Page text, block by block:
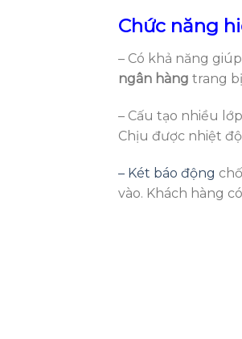
Chức năng
– Có khả năng
ngân hàng trang
– Cấu tạo nhiều
Chịu được nhiệt
– Két báo động
vào. Khách hàng